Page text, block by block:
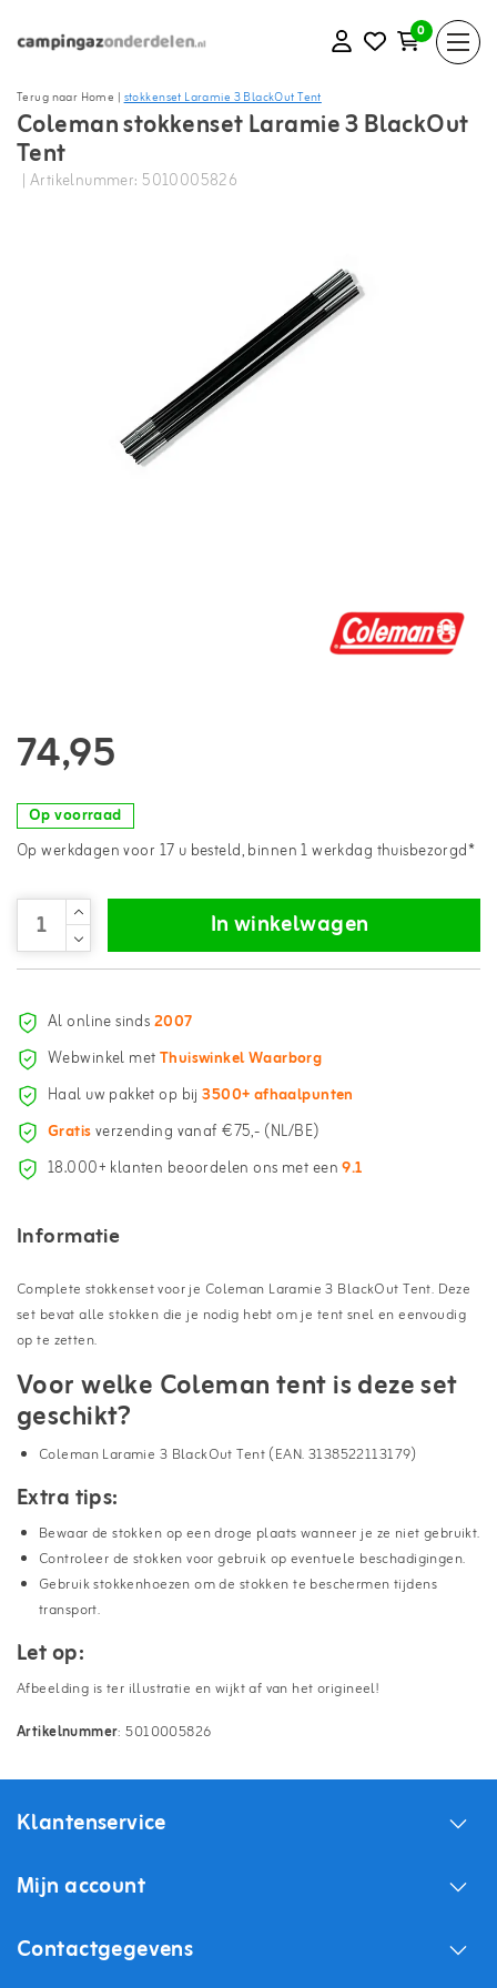
0
Terug naar Home |stokkenset Laramie 3 BlackOut Tent
Coleman stokkenset Laramie 3 BlackOut
Tent
| Artikelnummer: 5010005826
74,95
Op voorraad
Op werkdagen voor 17 u besteld, binnen 1 werkdag thuisbezorgd*
In winkelwagen
Al online sinds2007
Webwinkel metThuiswinkel Waarborg
Haal uw pakket op bij3500+ afhaalpunten
Gratisverzending vanaf €75,- (NL/BE)
18.000+ klanten beoordelen ons met een9.1
Informatie
Complete stokkenset voor je Coleman Laramie 3 BlackOut Tent. Deze
set bevat alle stokken die je nodig hebt om je tent snel en eenvoudig
op te zetten.
Voor welke Coleman tent is deze set
geschikt?
Coleman Laramie 3 BlackOut Tent (EAN. 3138522113179)
Extra tips:
Bewaar de stokken op een droge plaats wanneer je ze niet gebruikt.
Controleer de stokken voor gebruik op eventuele beschadigingen.
Gebruik stokkenhoezen om de stokken te beschermen tijdens
transport.
Let op:
Afbeelding is ter illustratie en wijkt af van het origineel!
Artikelnummer: 5010005826
Klantenservice
Mijn account
Contactgegevens